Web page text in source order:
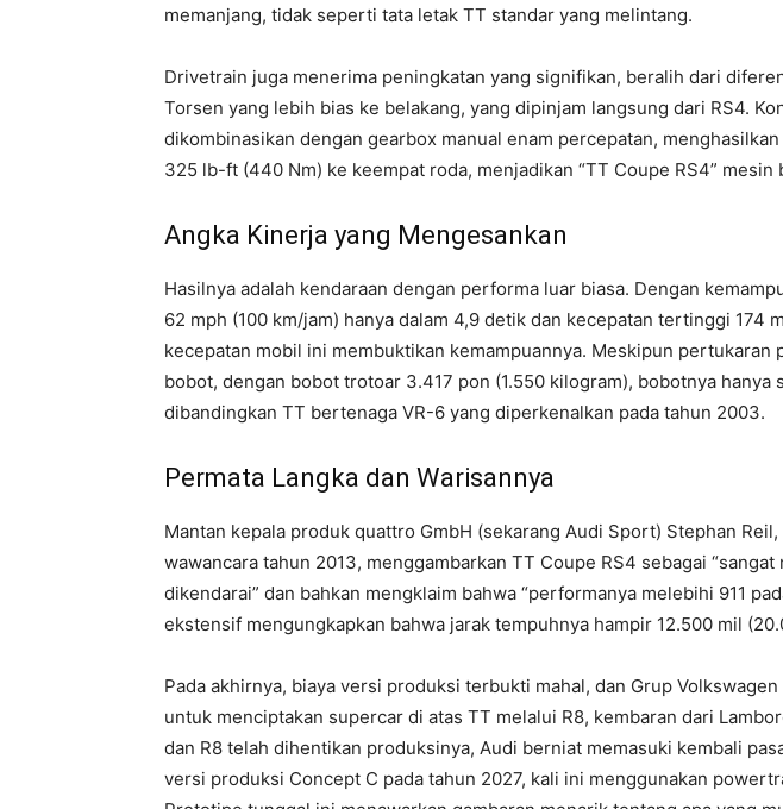
memanjang, tidak seperti tata letak TT standar yang melintang.
Drivetrain juga menerima peningkatan yang signifikan, beralih dari
Torsen yang lebih bias ke belakang, yang dipinjam langsung dari RS4.
dikombinasikan dengan gearbox manual enam percepatan,
325 lb-ft (440 Nm) ke keempat roda, menjadikan “TT Coupe RS4”
Angka Kinerja yang Mengesankan
Hasilnya adalah kendaraan dengan performa luar biasa. Dengan
62 mph (100 km/jam) hanya dalam 4,9 detik dan kecepatan tertinggi 174
kecepatan mobil ini membuktikan kemampuannya. Meskipun pertukaran
bobot, dengan bobot trotoar 3.417 pon (1.550 kilogram), bobotnya hanya
dibandingkan TT bertenaga VR-6 yang diperkenalkan pada tahun 2003.
Permata Langka dan Warisannya
Mantan kepala produk quattro GmbH (sekarang Audi Sport) Stephan Reil,
wawancara tahun 2013, menggambarkan TT Coupe RS4 sebagai
dikendarai” dan bahkan mengklaim bahwa “performanya melebihi 911
ekstensif mengungkapkan bahwa jarak tempuhnya hampir 12.500 mil
Pada akhirnya, biaya versi produksi terbukti mahal, dan Grup
untuk menciptakan supercar di atas TT melalui R8, kembaran dari
dan R8 telah dihentikan produksinya, Audi berniat memasuki kembali
versi produksi Concept C pada tahun 2027, kali ini menggunakan